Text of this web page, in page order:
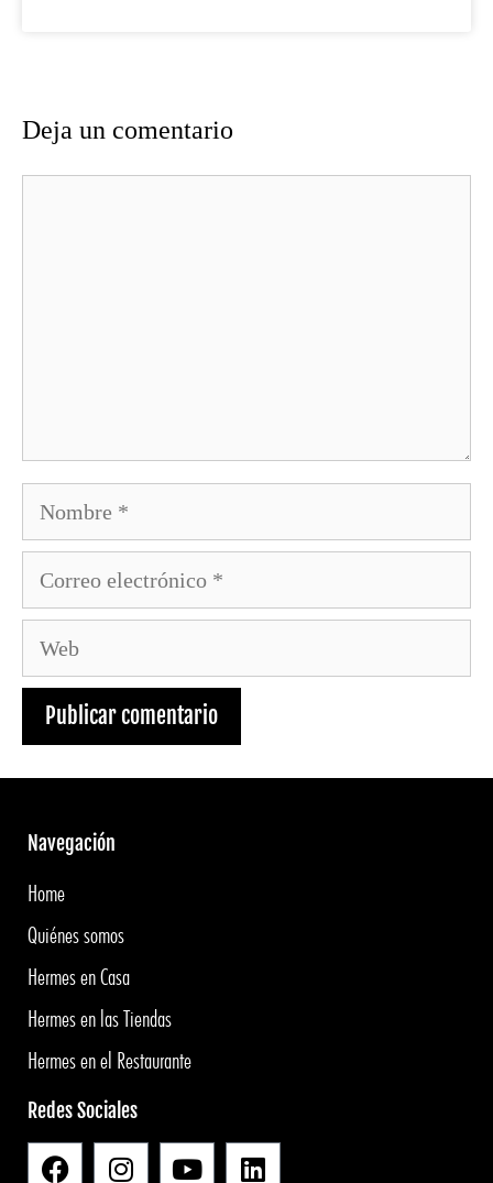
Deja un comentario
Navegación
Home
Quiénes somos
Hermes en Casa
Hermes en las Tiendas
Hermes en el Restaurante
Redes Sociales